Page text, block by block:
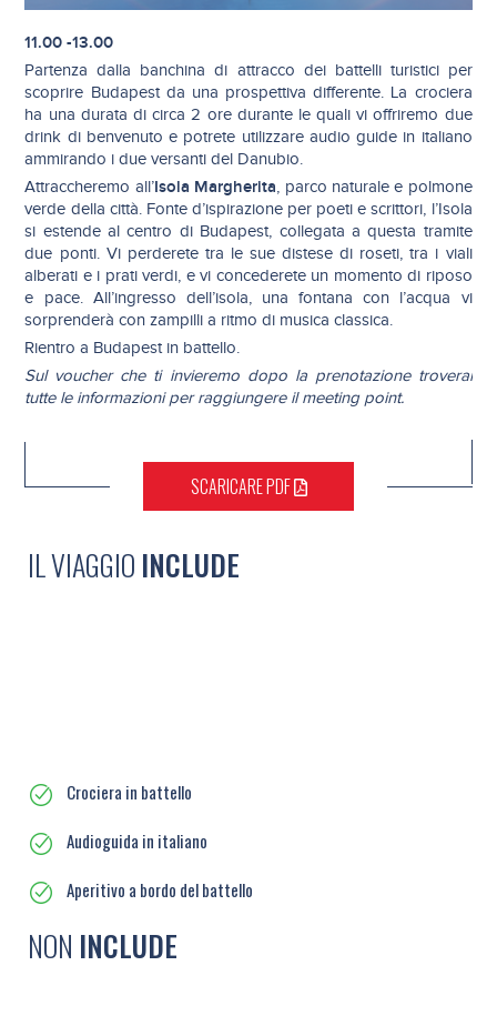
11.00 -13.00
Partenza dalla banchina di attracco dei battelli turistici per
scoprire Budapest da una prospettiva differente. La crociera
ha una durata di circa 2 ore durante le quali vi offriremo due
drink di benvenuto e potrete utilizzare audio guide in italiano
ammirando i due versanti del Danubio.
Attraccheremo all’Isola Margherita, parco naturale e polmone
verde della città. Fonte d’ispirazione per poeti e scrittori, l’Isola
si estende al centro di Budapest, collegata a questa tramite
due ponti. Vi perderete tra le sue distese di roseti, tra i viali
alberati e i prati verdi, e vi concederete un momento di riposo
e pace. All’ingresso dell’isola, una fontana con l’acqua vi
sorprenderà con zampilli a ritmo di musica classica.
Rientro a Budapest in battello.
Sul voucher che ti invieremo dopo la prenotazione troverai
tutte le informazioni per raggiungere il meeting point.
SCARICARE PDF
IL VIAGGIO INCLUDE
Crociera in battello
Audioguida in italiano
Aperitivo a bordo del battello
NON INCLUDE